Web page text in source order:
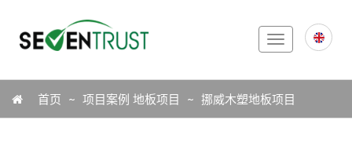
Toggle
navigation
Icon首页 项目案例 地板项目 挪威木塑地板项目